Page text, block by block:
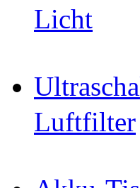
Licht
Luftfilter